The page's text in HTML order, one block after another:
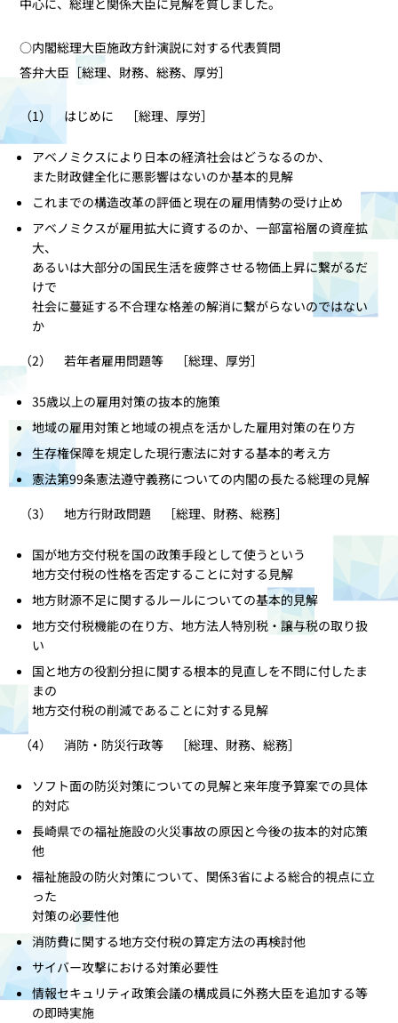
中心に、総理と関係大臣に見解を質しました。
○内閣総理大臣施政方針演説に対する代表質問
答弁大臣［総理、財務、総務、厚労］
（1） はじめに ［総理、厚労］
アベノミクスにより日本の経済社会はどうなるのか、
また財政健全化に悪影響はないのか基本的見解
これまでの構造改革の評価と現在の雇用情勢の受け止め
アベノミクスが雇用拡大に資するのか、一部富裕層の資産拡
大、
あるいは大部分の国民生活を疲弊させる物価上昇に繋がるだ
けで
社会に蔓延する不合理な格差の解消に繋がらないのではない
か
（2） 若年者雇用問題等 ［総理、厚労］
35歳以上の雇用対策の抜本的施策
地域の雇用対策と地域の視点を活かした雇用対策の在り方
生存権保障を規定した現行憲法に対する基本的考え方
憲法第99条憲法遵守義務についての内閣の長たる総理の見解
（3） 地方行財政問題 ［総理、財務、総務］
国が地方交付税を国の政策手段として使うという
地方交付税の性格を否定することに対する見解
地方財源不足に関するルールについての基本的見解
地方交付税機能の在り方、地方法人特別税・譲与税の取り扱
い
国と地方の役割分担に関する根本的見直しを不問に付したま
まの
地方交付税の削減であることに対する見解
（4） 消防・防災行政等 ［総理、財務、総務］
ソフト面の防災対策についての見解と来年度予算案での具体
的対応
長崎県での福祉施設の火災事故の原因と今後の抜本的対応策
他
福祉施設の防火対策について、関係3省による総合的視点に立
った
対策の必要性他
消防費に関する地方交付税の算定方法の再検討他
サイバー攻撃における対策必要性
情報セキュリティ政策会議の構成員に外務大臣を追加する等
の即時実施